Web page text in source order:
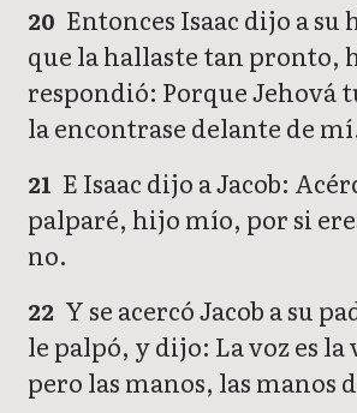
20 Entonces Isaac dijo a su
que la hallaste tan pronto,
respondió: Porque Jehová
la encontrase delante de
21 E Isaac dijo a Jacob:
palparé, hijo mío, por si
no.
22 Y se acercó Jacob a su
le palpó, y dijo: La voz es la
pero las manos, las manos